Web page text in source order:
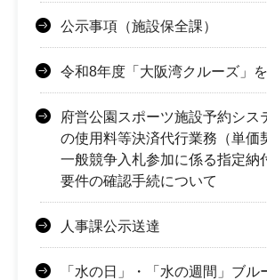
公示事項（施設保全課）
令和8年度「大阪湾クルーズ」
府営公園スポーツ施設予約シス
の使用料等決済代行業務（単価
一般競争入札参加に係る指定納
要件の確認手続について
人事課公示送達
「水の日」・「水の週間」ブル